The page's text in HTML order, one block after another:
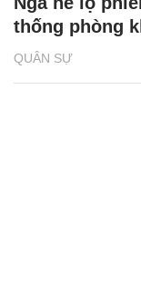
QUÂN SỰ
thống phòng